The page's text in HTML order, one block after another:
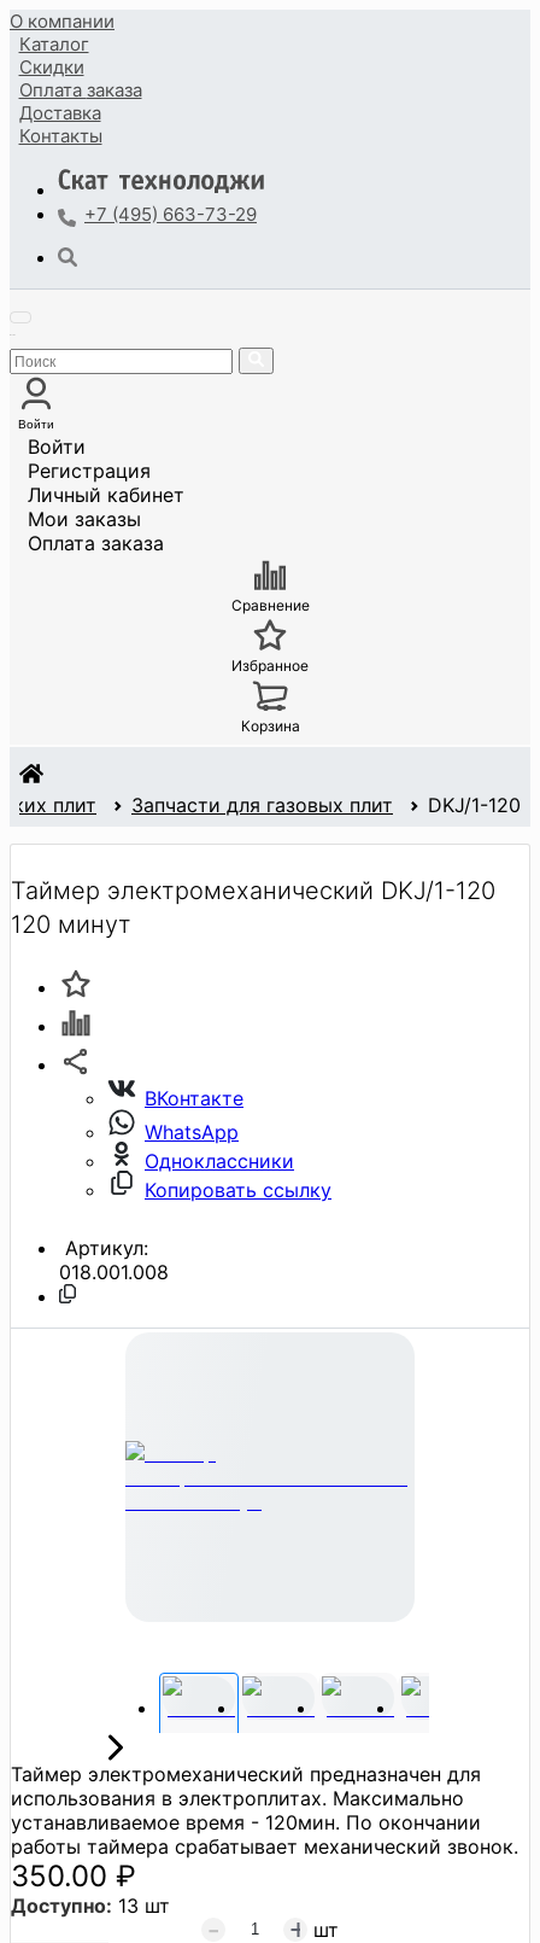
О компании
Каталог
Скидки
Оплата заказа
Доставка
Контакты
+7 (495) 663-73-29
Войти
Войти
Регистрация
Личный кабинет
Мои заказы
Оплата заказа
Сравнение
Избранное
Корзина
плит Запчасти для газовых плит DKJ/1-120
Таймер электромеханический DKJ/1-120
120 минут
ВКонтакте
WhatsApp
Одноклассники
Копировать ссылку
Артикул:
018.001.008
Таймер электромеханический предназначен для
использования в электроплитах. Максимально
устанавливаемое время - 120мин. По окончании
работы таймера срабатывает механический звонок.
350.00 ₽
Доступно: 13 шт
шт